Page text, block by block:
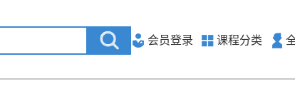
会员登录 课程分类